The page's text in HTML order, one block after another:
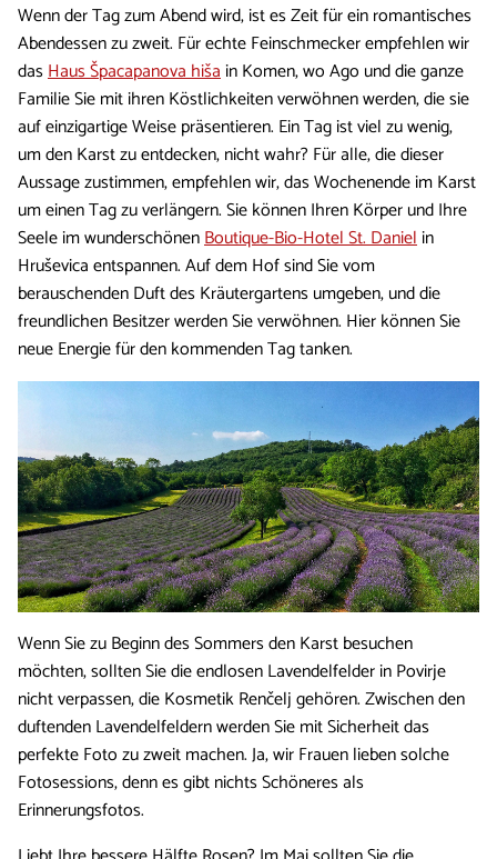
Wenn der Tag zum Abend wird, ist es Zeit für ein romantisches
Abendessen zu zweit. Für echte Feinschmecker empfehlen wir
dasHaus Špacapanova hišain Komen, wo Ago und die ganze
Familie Sie mit ihren Köstlichkeiten verwöhnen werden, die sie
auf einzigartige Weise präsentieren. Ein Tag ist viel zu wenig,
um den Karst zu entdecken, nicht wahr? Für alle, die dieser
Aussage zustimmen, empfehlen wir, das Wochenende im Karst
um einen Tag zu verlängern. Sie können Ihren Körper und Ihre
Seele im wunderschönenBoutique-Bio-Hotel St. Danielin
Hruševica entspannen. Auf dem Hof ​​sind Sie vom
berauschenden Duft des Kräutergartens umgeben, und die
freundlichen Besitzer werden Sie verwöhnen. Hier können Sie
neue Energie für den kommenden Tag tanken.
Wenn Sie zu Beginn des Sommers den Karst besuchen
möchten, sollten Sie die endlosen Lavendelfelder in Povirje
nicht verpassen, die Kosmetik Renčelj gehören. Zwischen den
duftenden Lavendelfeldern werden Sie mit Sicherheit das
perfekte Foto zu zweit machen. Ja, wir Frauen lieben solche
Fotosessions, denn es gibt nichts Schöneres als
Erinnerungsfotos.